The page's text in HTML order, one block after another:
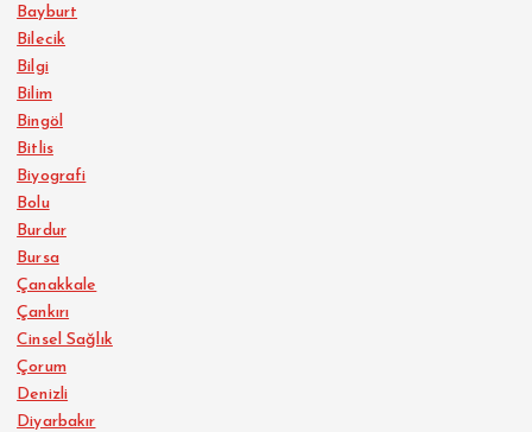
Bayburt
Bilecik
Bilgi
Bilim
Bingöl
Bitlis
Biyografi
Bolu
Burdur
Bursa
Çanakkale
Çankırı
Cinsel Sağlık
Çorum
Denizli
Diyarbakır